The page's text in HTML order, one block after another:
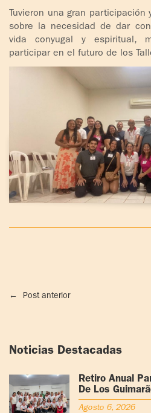
CÍRCULOS DE
ORACIÓN Y VIDA
Tuvieron una gran
sobre la necesidad de dar
vida conyugal y espiritual,
participar en el futuro de los
← Post anterior
Noticias Destacadas
Retiro Anual
Agosto 6, 2026